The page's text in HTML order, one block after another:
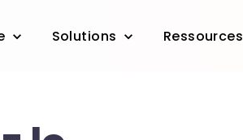
Solutions Ressources